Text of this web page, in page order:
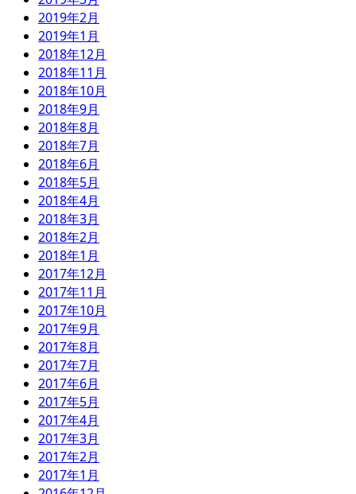
2019年2月
2019年1月
2018年12月
2018年11月
2018年10月
2018年9月
2018年8月
2018年7月
2018年6月
2018年5月
2018年4月
2018年3月
2018年2月
2018年1月
2017年12月
2017年11月
2017年10月
2017年9月
2017年8月
2017年7月
2017年6月
2017年5月
2017年4月
2017年3月
2017年2月
2017年1月